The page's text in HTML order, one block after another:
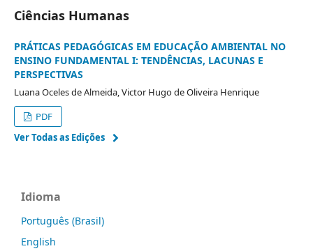
Ciências Humanas
PRÁTICAS PEDAGÓGICAS EM EDUCAÇÃO AMBIENTAL NO
ENSINO FUNDAMENTAL I: TENDÊNCIAS, LACUNAS E
PERSPECTIVAS
Luana Oceles de Almeida, Victor Hugo de Oliveira Henrique
PDF
Ver Todas as Edições
Idioma
Português (Brasil)
English